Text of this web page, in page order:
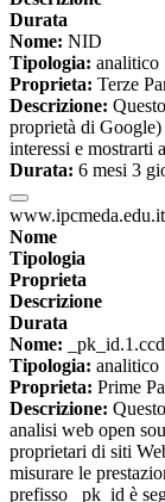
Durata
Nome: NID
Tipologia: analitico
Proprieta: Terze
Descrizione:
proprietà di
interessi e mostrarti
Durata: 6 mesi 3
www.ipcmeda.edu.it
Nome
Tipologia
Proprieta
Descrizione
Durata
Nome:
Tipologia: analitico
Proprieta: Prime
Descrizione:
analisi web open
proprietari di siti
misurare le
prefisso _pk_id è